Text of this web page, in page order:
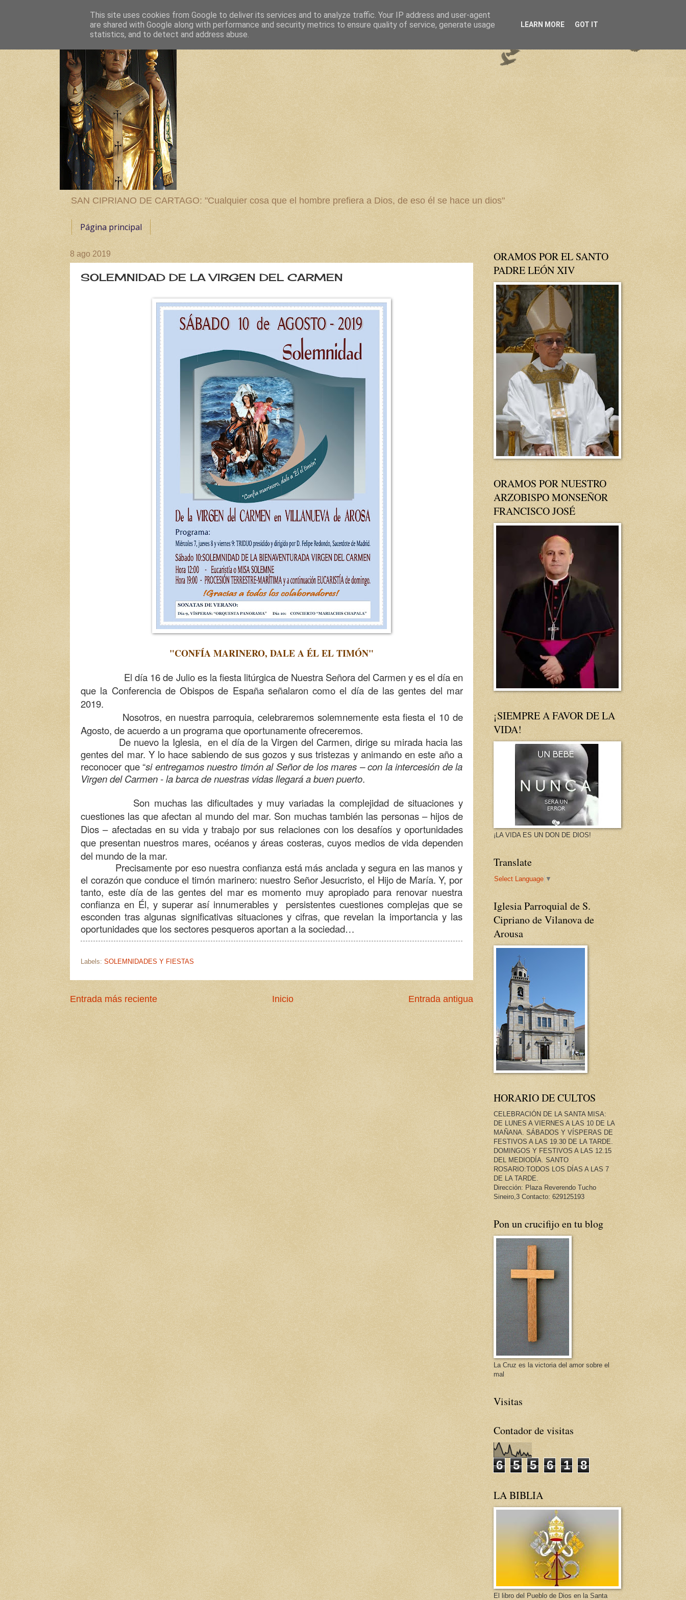
SAN CIPRIANO DE CARTAGO: "Cualquier cosa que el hombre prefiera a Dios, de eso él se hace un dios"
Página principal
8 ago 2019
SOLEMNIDAD DE LA VIRGEN DEL CARMEN
"CONFÍA MARINERO, DALE A ÉL EL TIMÓN"
El día 16 de Julio es la fiesta litúrgica de Nuestra Señora del Carmen y es el día en
que la Conferencia de Obispos de España señalaron como el día de las gentes del mar
2019.
Nosotros, en nuestra parroquia, celebraremos solemnemente esta fiesta el 10 de
Agosto, de acuerdo a un programa que oportunamente ofreceremos.
De nuevo la Iglesia, en el día de la Virgen del Carmen, dirige su mirada hacia las
gentes del mar. Y lo hace sabiendo de sus gozos y sus tristezas y animando en este año a
reconocer que “si entregamos nuestro timón al Señor de los mares – con la intercesión de la
Virgen del Carmen - la barca de nuestras vidas llegará a buen puerto.
Son muchas las dificultades y muy variadas la complejidad de situaciones y
cuestiones las que afectan al mundo del mar. Son muchas también las personas – hijos de
Dios – afectadas en su vida y trabajo por sus relaciones con los desafíos y oportunidades
que presentan nuestros mares, océanos y áreas costeras, cuyos medios de vida dependen
del mundo de la mar.
Precisamente por eso nuestra confianza está más anclada y segura en las manos y
el corazón que conduce el timón marinero: nuestro Señor Jesucristo, el Hijo de María. Y, por
tanto, este día de las gentes del mar es momento muy apropiado para renovar nuestra
confianza en Él, y superar así innumerables y persistentes cuestiones complejas que se
esconden tras algunas significativas situaciones y cifras, que revelan la importancia y las
oportunidades que los sectores pesqueros aportan a la sociedad…
Labels: SOLEMNIDADES Y FIESTAS
Entrada más reciente Entrada antigua
Inicio
ORAMOS POR EL SANTO
PADRE LEÓN XIV
ORAMOS POR NUESTRO
ARZOBISPO MONSEÑOR
FRANCISCO JOSÉ
¡SIEMPRE A FAVOR DE LA
VIDA!
¡LA VIDA ES UN DON DE DIOS!
Translate
Select Language ▼
Iglesia Parroquial de S.
Cipriano de Vilanova de
Arousa
HORARIO DE CULTOS
CELEBRACIÓN DE LA SANTA MISA:
DE LUNES A VIERNES A LAS 10 DE LA
MAÑANA. SÁBADOS Y VÍSPERAS DE
FESTIVOS A LAS 19.30 DE LA TARDE.
DOMINGOS Y FESTIVOS A LAS 12.15
DEL MEDIODÍA. SANTO
ROSARIO:TODOS LOS DÍAS A LAS 7
DE LA TARDE.
Dirección: Plaza Reverendo Tucho
Sineiro,3 Contacto: 629125193
Pon un crucifijo en tu blog
La Cruz es la victoria del amor sobre el
mal
Visitas
Contador de visitas
6 5 5 6 1 8
LA BIBLIA
El libro del Pueblo de Dios en la Santa
This site uses cookies from Google to deliver its services and to analyze traffic. Your IP address and user-agent
are shared with Google along with performance and security metrics to ensure quality of service, generate usage
statistics, and to detect and address abuse.
LEARN MORE GOT IT